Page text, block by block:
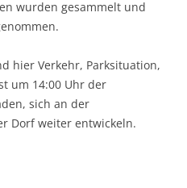
wurden gesammelt und
hier Verkehr, Parksituation,
um 14:00 Uhr der
sich an der
Dorf weiter entwickeln.